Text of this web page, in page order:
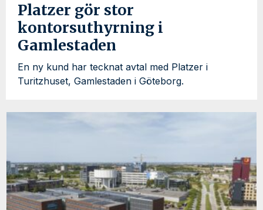
Platzer gör stor
kontorsuthyrning i
Gamlestaden
En ny kund har tecknat avtal med Platzer i
Turitzhuset, Gamlestaden i Göteborg.